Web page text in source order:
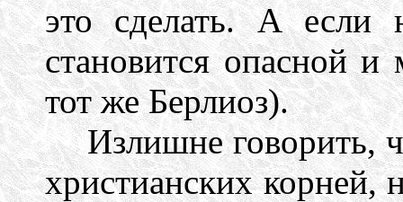
это сделать. А если
становится опасной и
тот же Берлиоз).
Излишне говорить,
христианских корней,